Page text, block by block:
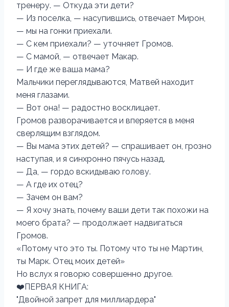
тренеру. — Откуда эти дети?
— Из поселка, — насупившись, отвечает Мирон,
— мы на гонки приехали.
— С кем приехали? — уточняет Громов.
— С мамой, — отвечает Макар.
— И где же ваша мама?
Мальчики переглядываются, Матвей находит
меня глазами.
— Вот она! — радостно восклицает.
Громов разворачивается и вперяется в меня
сверлящим взглядом.
— Вы мама этих детей? — спрашивает он, грозно
наступая, и я синхронно пячусь назад.
— Да, — гордо вскидываю голову.
— А где их отец?
— Зачем он вам?
— Я хочу знать, почему ваши дети так похожи на
моего брата? — продолжает надвигаться
Громов.
«Потому что это ты. Потому что ты не Мартин,
ты Марк. Отец моих детей»
Но вслух я говорю совершенно другое.
‍❤️‍ПЕРВАЯ КНИГА:
"Двойной запрет для миллиардера"